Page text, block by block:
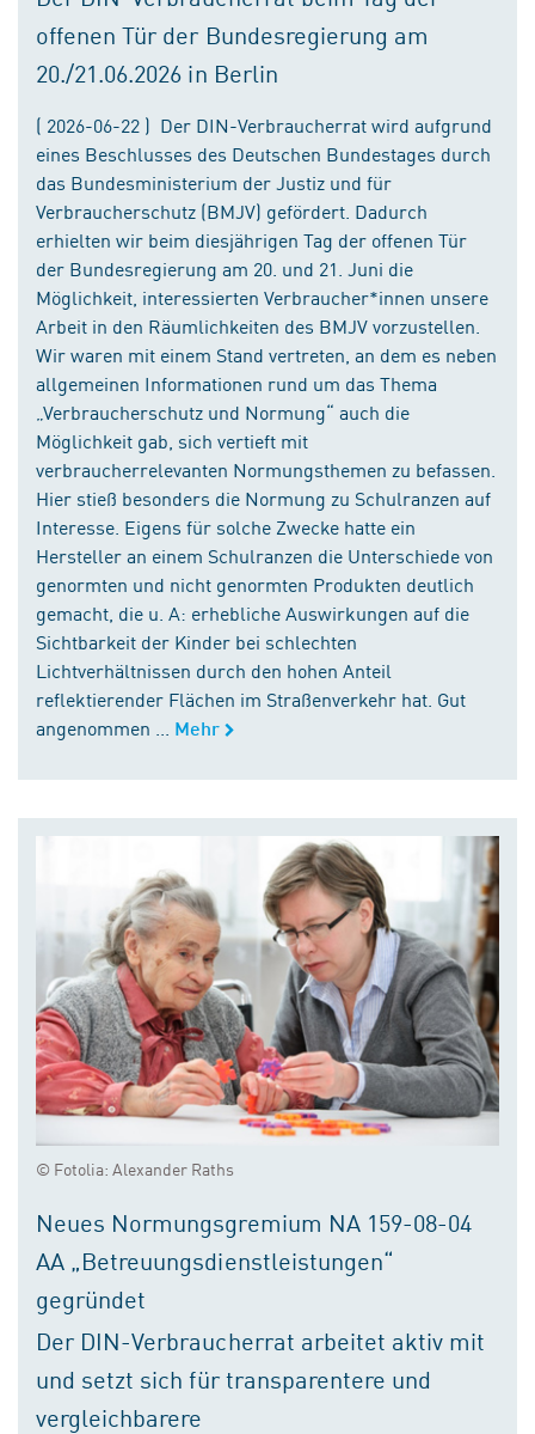
offenen Tür der Bundesregierung am
20./21.06.2026 in Berlin
( 2026-06-22 ) Der DIN-Verbraucherrat wird aufgrund
eines Beschlusses des Deutschen Bundestages durch
das Bundesministerium der Justiz und für
Verbraucherschutz (BMJV) gefördert. Dadurch
erhielten wir beim diesjährigen Tag der offenen Tür
der Bundesregierung am 20. und 21. Juni die
Möglichkeit, interessierten Verbraucher*innen unsere
Arbeit in den Räumlichkeiten des BMJV vorzustellen.
Wir waren mit einem Stand vertreten, an dem es neben
allgemeinen Informationen rund um das Thema
„Verbraucherschutz und Normung“ auch die
Möglichkeit gab, sich vertieft mit
verbraucherrelevanten Normungsthemen zu befassen.
Hier stieß besonders die Normung zu Schulranzen auf
Interesse. Eigens für solche Zwecke hatte ein
Hersteller an einem Schulranzen die Unterschiede von
genormten und nicht genormten Produkten deutlich
gemacht, die u. A: erhebliche Auswirkungen auf die
Sichtbarkeit der Kinder bei schlechten
Lichtverhältnissen durch den hohen Anteil
reflektierender Flächen im Straßenverkehr hat. Gut
angenommen ...
Mehr
© Fotolia: Alexander Raths
Neues Normungsgremium NA 159-08-04
AA „Betreuungsdienstleistungen“
gegründet
Der DIN-Verbraucherrat arbeitet aktiv mit
und setzt sich für transparentere und
vergleichbarere